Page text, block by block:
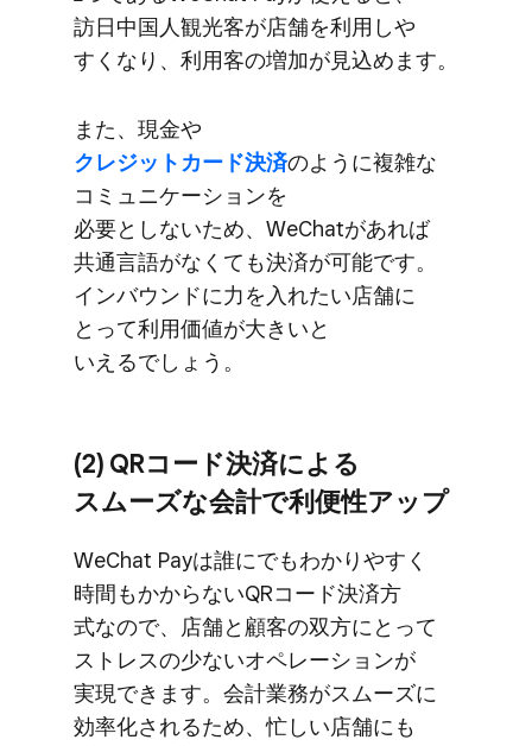
訪日中国人観光客が​店舗を​利用しや​
すくなり、​利用客の​増加が​見込めます。
また、​現金や
クレジットカード決済のように​複雑な​
コミュニケーションを​
必要としないため、​WeChatが​あれば​
共通言語が​なくても​決済が​可能です。​
インバウンドに​力を​入れたい​店舗に​
とって​利用価値が​大きいと​
いえるでしょう。
(2) QRコード決済に​よる​
スムーズな​会計で​利便性アップ
WeChat Payは​誰に​でも​わかりやすく​
時間も​かからない​QRコード決済方​
式なので、​店舗と​顧客の​双方に​とって​
ストレスの​少ない​オペレーションが​
実現できます。​会計業務が​スムーズに​
効率化される​ため、​忙しい​店舗にも​